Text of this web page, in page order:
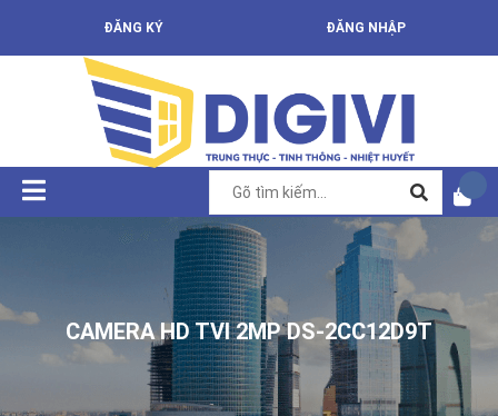
ĐĂNG KÝ ĐĂNG NHẬP
CAMERA HD TVI 2MP DS-2CC12D9T